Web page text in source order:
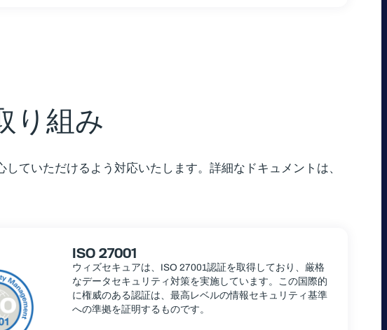
り組み
ていただけるよう対応いたします。詳細なドキュメントは、
ISO 27001
ウィズセキュアは、ISO 27001認証を取得しており、厳格
なデータセキュリティ対策を実施しています。この国際的
に権威のある認証は、最高レベルの情報セキュリティ基準
への準拠を証明するものです。